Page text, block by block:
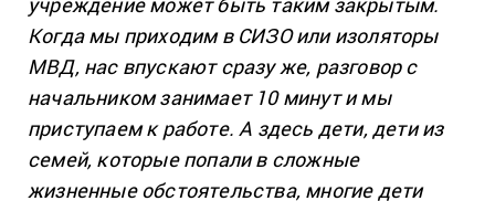
Когда мы приходим в СИЗО или изоляторы
МВД, нас впускают сразу же, разговор с
начальником занимает 10 минут и мы
приступаем к работе. А здесь дети, дети из
семей, которые попали в сложные
жизненные обстоятельства, многие дети